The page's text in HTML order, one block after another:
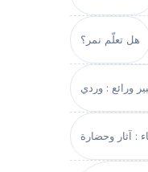
هل تعلّم نمر؟
ورائع : وردي
: آثار وحضارة